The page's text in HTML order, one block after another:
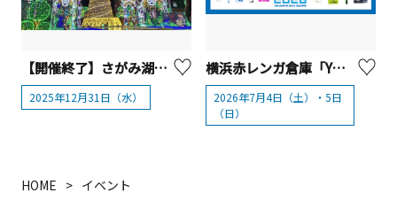
【開催終了】さがみ湖MORIMORI 「さがみ湖イルミリオン 年越しカウントダウンパーティー2025-2026」
2025年12月31日（水）
横浜赤レンガ倉庫「YOKOHAMA SAKE SQUARE 2026（ヨコハマ サケ スクエア2026）」
2026年7月4日（土）・5日
（日）
HOME イベント